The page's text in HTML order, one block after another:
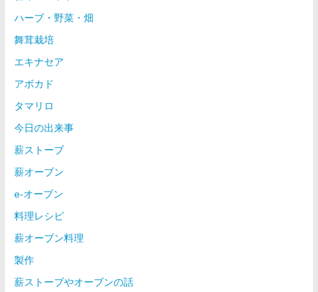
ハーブ・野菜・畑
舞茸栽培
エキナセア
アボカド
タマリロ
今日の出来事
薪ストーブ
薪オーブン
e-オーブン
料理レシピ
薪オーブン料理
製作
薪ストーブやオーブンの話